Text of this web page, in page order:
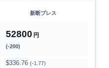
新断プレス
52800 円
(-200)
$336.76 (-1.77)